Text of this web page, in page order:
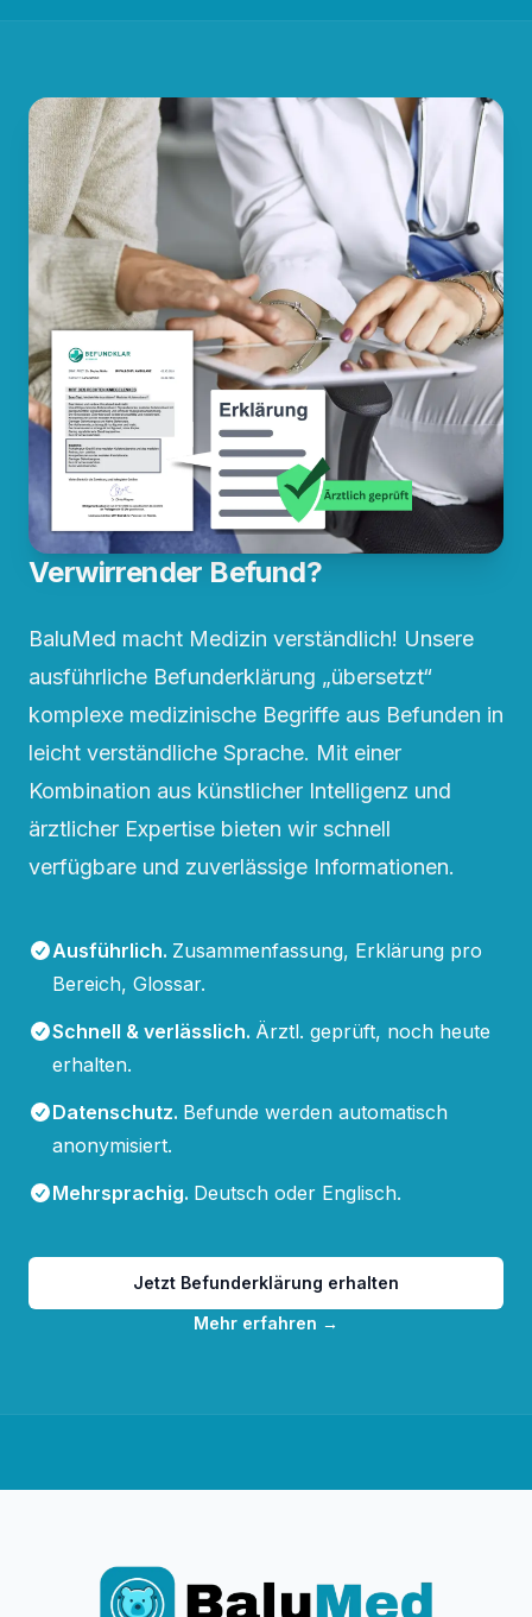
Verwirrender Befund?
BaluMed macht Medizin verständlich! Unsere
ausführliche Befunderklärung „übersetzt“
komplexe medizinische Begriffe aus Befunden in
leicht verständliche Sprache. Mit einer
Kombination aus künstlicher Intelligenz und
ärztlicher Expertise bieten wir schnell
verfügbare und zuverlässige Informationen.
Ausführlich. Zusammenfassung, Erklärung pro
Bereich, Glossar.
Schnell & verlässlich. Ärztl. geprüft, noch heute
erhalten.
Datenschutz. Befunde werden automatisch
anonymisiert.
Mehrsprachig. Deutsch oder Englisch.
Jetzt Befunderklärung erhalten
Mehr erfahren →